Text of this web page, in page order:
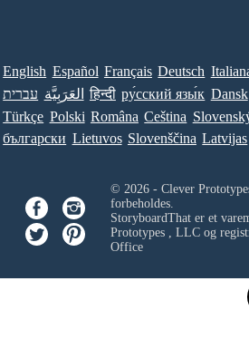
English Español Français Deutsch
עברית العَرَبِيَّة हिन्दी ру́сский язы́к Dansk
Türkçe Polski Româna Ceština
български Lietuvos Slovenščina Latvijas
© 2026 - Clever
forbeholdes.
StoryboardThat er et
Prototypes , LLCog
Office